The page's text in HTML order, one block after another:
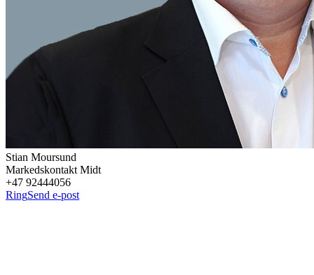
Stian Moursund
Markedskontakt Midt
+47 92444056
RingSend e-post